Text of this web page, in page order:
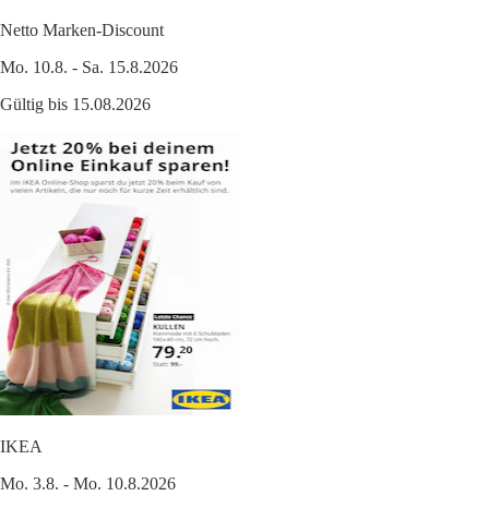
Netto Marken-Discount
Mo. 10.8. - Sa. 15.8.2026
Gültig bis 15.08.2026
IKEA
Mo. 3.8. - Mo. 10.8.2026